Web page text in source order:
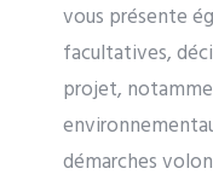
vous présente
facultatives,
projet,
démarches